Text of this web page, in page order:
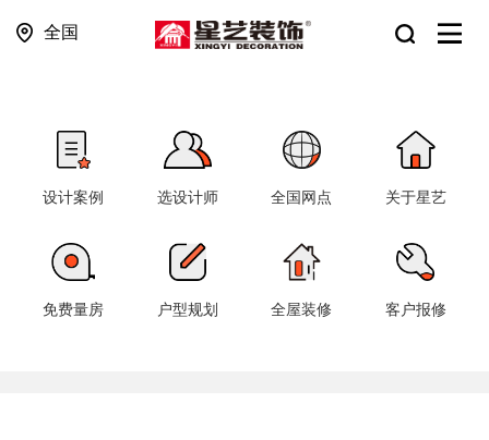
全国
设计案例 选设计师 全国网点 关于星艺
免费量房 户型规划 全屋装修 客户报修